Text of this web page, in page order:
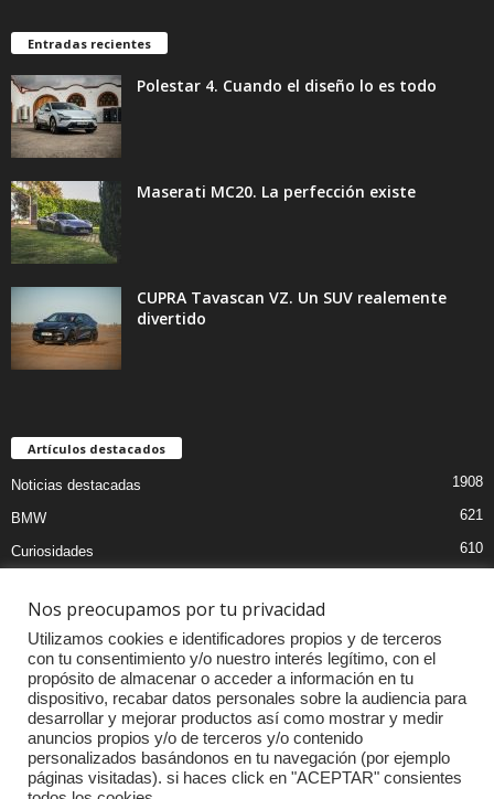
Entradas recientes
Polestar 4. Cuando el diseño lo es todo
Maserati MC20. La perfección existe
CUPRA Tavascan VZ. Un SUV realemente
divertido
Artículos destacados
Noticias destacadas 1908
BMW 621
Curiosidades 610
Audi
MOTOS
Competiciones
Mercedes
Porsche 232
Nos preocupamos por tu privacidad
Utilizamos cookies e identificadores propios y de terceros
con tu consentimiento y/o nuestro interés legítimo, con el
propósito de almacenar o acceder a información en tu
dispositivo, recabar datos personales sobre la audiencia para
desarrollar y mejorar productos así como mostrar y medir
anuncios propios y/o de terceros y/o contenido
personalizados basándonos en tu navegación (por ejemplo
páginas visitadas). si haces click en "ACEPTAR" consientes